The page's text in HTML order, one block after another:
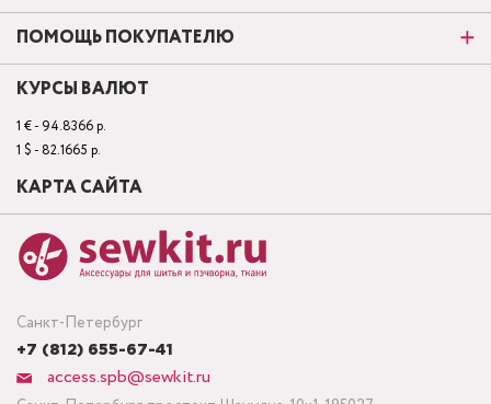
Санкт-Петербург
+7 (812) 655-67-41
access.spb@sewkit.ru
ПОМОЩЬ ПОКУПАТЕЛЮ
КУРСЫ ВАЛЮТ
1 € - 94.8366 р.
1 $ - 82.1665 р.
КАРТА САЙТА